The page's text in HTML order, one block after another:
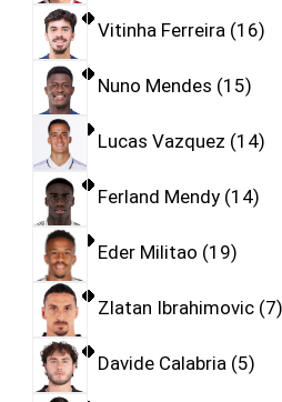
Vitinha Ferreira 16
Nuno Mendes 15
Lucas Vazquez 14
Ferland Mendy 14
Eder Militao 19
Zlatan Ibrahimovic 7
Davide Calabria 5